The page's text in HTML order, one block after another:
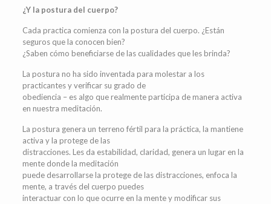
¿Y la postura del cuerpo?
Cada practica comienza con la postura del cuerpo. ¿Están
seguros que la conocen bien?
¿Saben cómo beneficiarse de las cualidades que les brinda?
La postura no ha sido inventada para molestar a los
practicantes y verificar su grado de
obediencia – es algo que realmente participa de manera activa
en nuestra meditación.
La postura genera un terreno fértil para la práctica, la mantiene
activa y la protege de las
distracciones. Les da estabilidad, claridad, genera un lugar en la
mente donde la meditación
puede desarrollarse la protege de las distracciones, enfoca la
mente, a través del cuerpo puedes
interactuar con lo que ocurre en la mente y modificar sus